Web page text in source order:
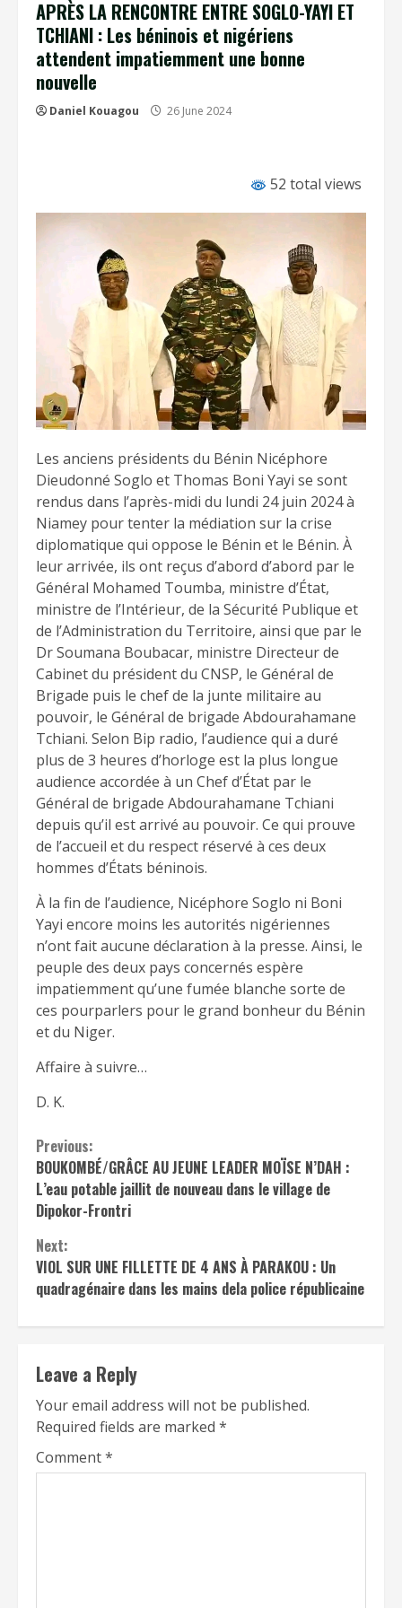
APRÈS LA RENCONTRE ENTRE SOGLO-YAYI ET
TCHIANI : Les béninois et nigériens
attendent impatiemment une bonne
nouvelle
Daniel Kouagou 26 June 2024
52 total views
Les anciens présidents du Bénin Nicéphore
Dieudonné Soglo et Thomas Boni Yayi se sont
rendus dans l’après-midi du lundi 24 juin 2024 à
Niamey pour tenter la médiation sur la crise
diplomatique qui oppose le Bénin et le Bénin. À
leur arrivée, ils ont reçus d’abord d’abord par le
Général Mohamed Toumba, ministre d’État,
ministre de l’Intérieur, de la Sécurité Publique et
de l’Administration du Territoire, ainsi que par le
Dr Soumana Boubacar, ministre Directeur de
Cabinet du président du CNSP, le Général de
Brigade puis le chef de la junte militaire au
pouvoir, le Général de brigade Abdourahamane
Tchiani. Selon Bip radio, l’audience qui a duré
plus de 3 heures d’horloge est la plus longue
audience accordée à un Chef d’État par le
Général de brigade Abdourahamane Tchiani
depuis qu’il est arrivé au pouvoir. Ce qui prouve
de l’accueil et du respect réservé à ces deux
hommes d’États béninois.
À la fin de l’audience, Nicéphore Soglo ni Boni
Yayi encore moins les autorités nigériennes
n’ont fait aucune déclaration à la presse. Ainsi, le
peuple des deux pays concernés espère
impatiemment qu’une fumée blanche sorte de
ces pourparlers pour le grand bonheur du Bénin
et du Niger.
Affaire à suivre…
D. K.
Continue
Reading
Previous:
BOUKOMBÉ/GRÂCE AU JEUNE LEADER MOÏSE N’DAH :
L’eau potable jaillit de nouveau dans le village de
Dipokor-Frontri
Next:
VIOL SUR UNE FILLETTE DE 4 ANS À PARAKOU : Un
quadragénaire dans les mains dela police républicaine
Leave a Reply
Your email address will not be published.
Required fields are marked *
Comment*